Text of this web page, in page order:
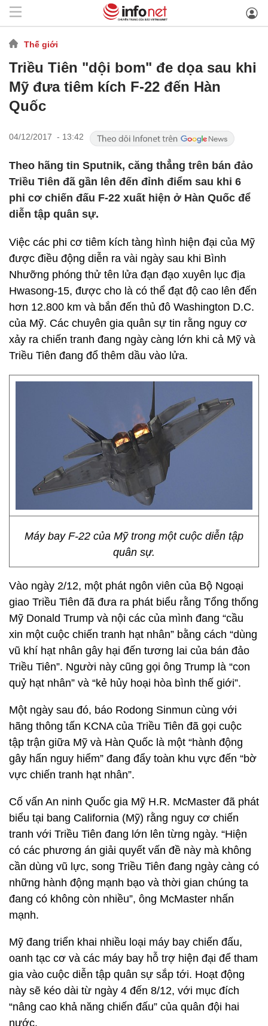
Thế giới
Triều Tiên "dội bom" đe dọa sau khi
Mỹ đưa tiêm kích F-22 đến Hàn
Quốc
04/12/2017 - 13:42
Theo hãng tin Sputnik, căng thẳng trên bán đảo
Triều Tiên đã gần lên đến đỉnh điểm sau khi 6
phi cơ chiến đấu F-22 xuất hiện ở Hàn Quốc để
diễn tập quân sự.
Việc các phi cơ tiêm kích tàng hình hiện đại của Mỹ
được điều động diễn ra vài ngày sau khi Bình
Nhưỡng phóng thử tên lửa đạn đạo xuyên lục địa
Hwasong-15, được cho là có thể đạt độ cao lên đến
hơn 12.800 km và bắn đến thủ đô Washington D.C.
của Mỹ. Các chuyên gia quân sự tin rằng nguy cơ
xảy ra chiến tranh đang ngày càng lớn khi cả Mỹ và
Triều Tiên đang đổ thêm dầu vào lửa.
Máy bay F-22 của Mỹ trong một cuộc diễn tập
quân sự.
Vào ngày 2/12, một phát ngôn viên của Bộ Ngoại
giao Triều Tiên đã đưa ra phát biểu rằng Tổng thống
Mỹ Donald Trump và nội các của mình đang “cầu
xin một cuộc chiến tranh hạt nhân” bằng cách “dùng
vũ khí hạt nhân gây hại đến tương lai của bán đảo
Triều Tiên”. Người này cũng gọi ông Trump là “con
quỷ hạt nhân” và “kẻ hủy hoại hòa bình thế giới”.
Một ngày sau đó, báo Rodong Sinmun cùng với
hãng thông tấn KCNA của Triều Tiên đã gọi cuộc
tập trận giữa Mỹ và Hàn Quốc là một “hành động
gây hấn nguy hiểm” đang đẩy toàn khu vực đến “bờ
vực chiến tranh hạt nhân”.
Cố vấn An ninh Quốc gia Mỹ H.R. McMaster đã phát
biểu tại bang California (Mỹ) rằng nguy cơ chiến
tranh với Triều Tiên đang lớn lên từng ngày. “Hiện
có các phương án giải quyết vấn đề này mà không
cần dùng vũ lực, song Triều Tiên đang ngày càng có
những hành động mạnh bạo và thời gian chúng ta
đang có không còn nhiều”, ông McMaster nhấn
mạnh.
Mỹ đang triển khai nhiều loại máy bay chiến đấu,
oanh tạc cơ và các máy bay hỗ trợ hiện đại để tham
gia vào cuộc diễn tập quân sự sắp tới. Hoạt động
này sẽ kéo dài từ ngày 4 đến 8/12, với mục đích
“nâng cao khả năng chiến đấu” của quân đội hai
nước.